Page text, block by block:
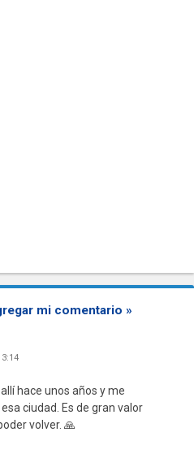
mi comentario »
hace unos años y me
ciudad. Es de gran valor
volver. 🙏